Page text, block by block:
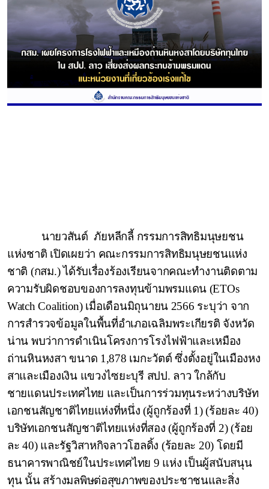
นายวสันต์ ภัยหลีกลี้ กรรมการสิทธิมนุษยชน
แห่งชาติ เปิดเผยว่า คณะกรรมการสิทธิมนุษยชนแห่ง
ชาติ (กสม.) ได้รับเรื่องร้องเรียนจากคณะทำงานติดตาม
ความรับผิดชอบของการลงทุนข้ามพรมแดน (ETOs
Watch Coalition) เมื่อเดือนมิถุนายน 2566 ระบุว่า จาก
การสำรวจข้อมูลในพื้นที่อำเภอเฉลิมพระเกียรติ จังหวัด
น่าน พบว่าการดำเนินโครงการโรงไฟฟ้าและเหมือง
ถ่านหินหงสา ขนาด 1,878 เมกะวัตต์ ซึ่งตั้งอยู่ในเมืองหง
สาและเมืองเงิน แขวงไซยะบุรี สปป. ลาว ใกล้กับ
ชายแดนประเทศไทย และเป็นการร่วมทุนระหว่างบริษัท
เอกชนสัญชาติไทยแห่งที่หนึ่ง (ผู้ถูกร้องที่ 1) (ร้อยละ 40)
บริษัทเอกชนสัญชาติไทยแห่งที่สอง (ผู้ถูกร้องที่ 2) (ร้อย
ละ 40) และรัฐวิสาหกิจลาวโฮลดิ้ง (ร้อยละ 20) โดยมี
ธนาคารพาณิชย์ในประเทศไทย 9 แห่ง เป็นผู้สนับสนุน
ทุน นั้น สร้างมลพิษต่อสุขภาพของประชาชนและสิ่ง